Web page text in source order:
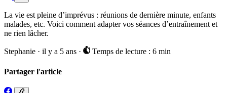
La vie est pleine d’imprévus : réunions de dernière minute, enfants
malades, etc. Voici comment adapter vos séances d’entraînement et
ne rien lâcher.
Stephanie · il y a 5 ans · Temps de lecture : 6 min
Partager l'article